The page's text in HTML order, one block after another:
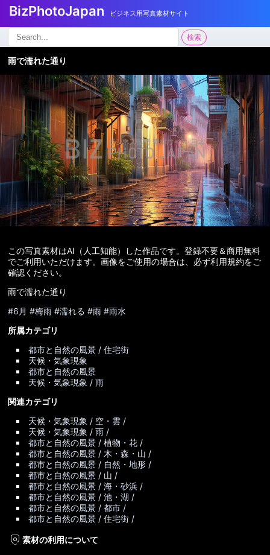
BizPhotoJapan ビジネス用写真素材サイト
検
索:
検索
雨で濡れた通り
この写真素材はAI（人工知能）した作品です。登録不要＆商用無料
でご利用いただけます。画像をご使用の場合は、必ず利用規約をご
確認ください。
雨で濡れた通り
#6月 #梅雨 #濡れる #雨 #雨水
所属カテゴリ
都市と自然の風景 / 住宅街
天候・気象現象
都市と自然の風景
天候・気象現象 / 雨
関連カテゴリ
天候・気象現象 / 空・雲 /
天候・気象現象 / 雨 /
都市と自然の風景 / 植物・花 /
都市と自然の風景 / 木・森・山 /
都市と自然の風景 / 自然・地形 /
都市と自然の風景 / 山 /
都市と自然の風景 / 海・砂浜 /
都市と自然の風景 / 池・湖 /
都市と自然の風景 / 都市 /
都市と自然の風景 / 住宅街 /
policy素材の利用について